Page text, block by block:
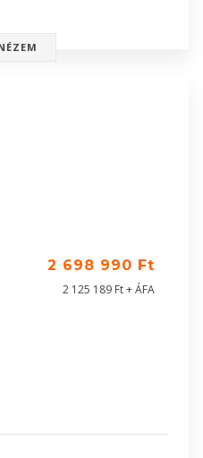
2 698 990 Ft
2 125 189 Ft + ÁFA